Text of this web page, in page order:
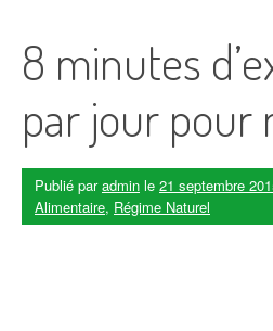
8 minutes
par jour pour
Publié paradmin le 21 septembre
Alimentaire, Régime Naturel